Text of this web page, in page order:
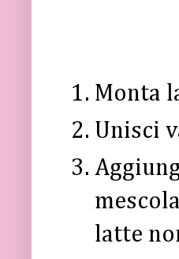
Monta
Unisci
latte